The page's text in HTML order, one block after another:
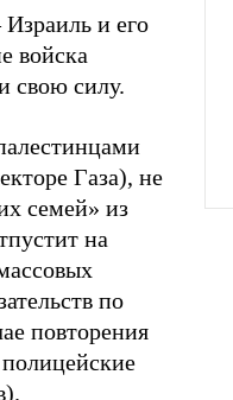
и его
войска
свою силу.
Газа), не
семей» из
на
по
повторения